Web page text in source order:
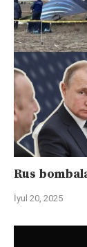
Rus
İyul 20, 2025